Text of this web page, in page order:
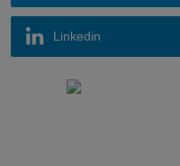
Linkedin